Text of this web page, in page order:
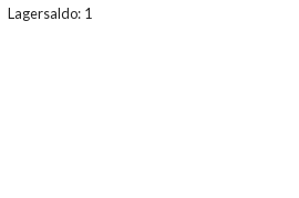
Lagersaldo: 1